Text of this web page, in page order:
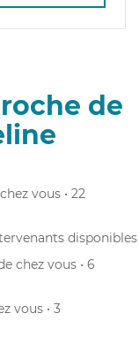
de
vous • 22
disponibles
chez vous • 6
vous • 3